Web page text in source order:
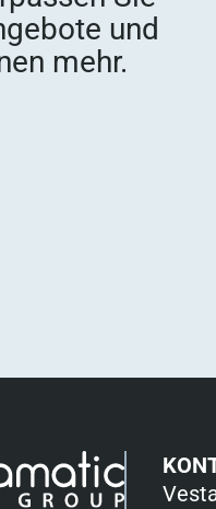
und
mehr.